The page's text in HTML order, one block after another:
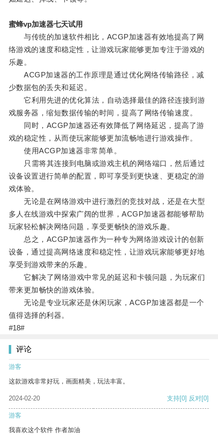
蜜蜂vp加速器七天试用
与传统的加速软件相比，ACGP加速器有效地提高了网
络游戏的速度和稳定性，让游戏玩家能够更加专注于游戏的
乐趣。
ACGP加速器的工作原理是通过优化网络传输路径，减
少数据包的丢失和延迟。
它利用先进的优化算法，自动选择最佳的路径连接到游
戏服务器，缩短数据传输的时间，提高了网络传输速度。
同时，ACGP加速器还有效降低了网络延迟，提高了游
戏的稳定性，从而使玩家能够更加流畅地进行游戏操作。
使用ACGP加速器非常简单。
只需将其连接到电脑或游戏主机的网络端口，然后通过
设备设置进行简单的配置，即可享受到更快速、更稳定的游
戏体验。
无论是在网络游戏中进行激烈的竞技对战，还是在大型
多人在线游戏中探索广阔的世界，ACGP加速器都能够帮助
玩家轻松解决网络问题，享受更畅快的游戏乐趣。
总之，ACGP加速器作为一种专为网络游戏设计的创新
设备，通过提高网络速度和稳定性，让游戏玩家能够更好地
享受到游戏带来的乐趣。
它解决了网络游戏中常见的延迟和卡顿问题，为玩家们
带来更加畅快的游戏体验。
无论是专业玩家还是休闲玩家，ACGP加速器都是一个
值得选择的利器。
#18#
评论
游客
这款游戏非常好玩，画面精美，玩法丰富。
2024-02-20 支持[0] 反对[0]
游客
我喜欢这个软件 作者加油